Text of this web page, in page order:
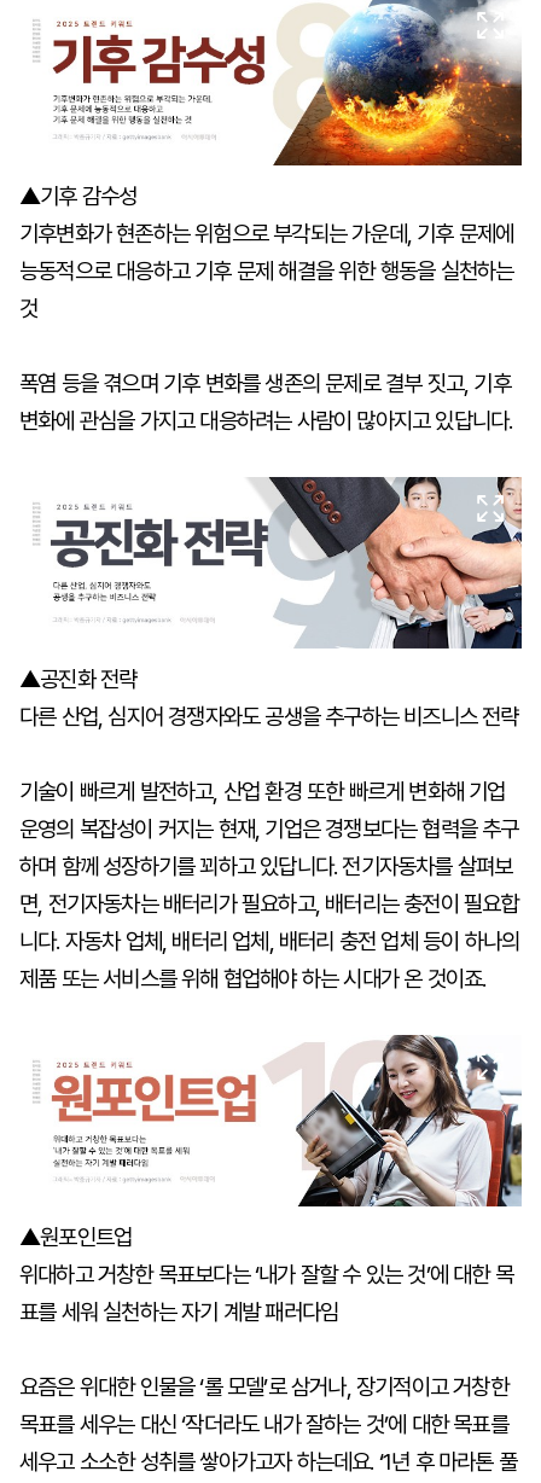
▲기후 감수성
기후변화가 현존하는 위험으로 부각되는 가운데, 기후 문제에
능동적으로 대응하고 기후 문제 해결을 위한 행동을 실천하는
것
폭염 등을 겪으며 기후 변화를 생존의 문제로 결부 짓고, 기후
변화에 관심을 가지고 대응하려는 사람이 많아지고 있답니다.
▲공진화 전략
다른 산업, 심지어 경쟁자와도 공생을 추구하는 비즈니스 전략
기술이 빠르게 발전하고, 산업 환경 또한 빠르게 변화해 기업
운영의 복잡성이 커지는 현재, 기업은 경쟁보다는 협력을 추구
하며 함께 성장하기를 꾀하고 있답니다. 전기자동차를 살펴보
면, 전기자동차는 배터리가 필요하고, 배터리는 충전이 필요합
니다. 자동차 업체, 배터리 업체, 배터리 충전 업체 등이 하나의
제품 또는 서비스를 위해 협업해야 하는 시대가 온 것이죠.
▲원포인트업
위대하고 거창한 목표보다는 ‘내가 잘할 수 있는 것’에 대한 목
표를 세워 실천하는 자기 계발 패러다임
요즘은 위대한 인물을 ‘롤 모델’로 삼거나, 장기적이고 거창한
목표를 세우는 대신 ‘작더라도 내가 잘하는 것’에 대한 목표를
세우고 소소한 성취를 쌓아가고자 하는데요. ‘1년 후 마라톤 풀